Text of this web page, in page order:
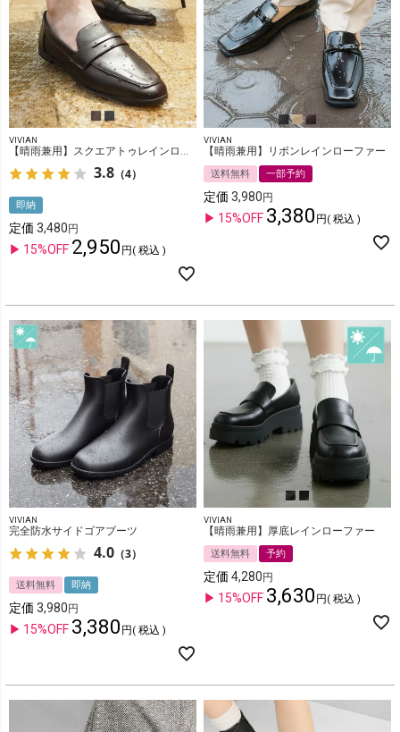
VIVIAN
3.8 （4）
即納
定価 3,480
15%OFF 2,950 税込
VIVIAN
【晴雨兼用】リボンレインローファー
送料無料 一部予約
定価 3,980
15%OFF 3,380 税込
VIVIAN
完全防水サイドゴアブーツ
4.0 （3）
送料無料 即納
定価 3,980
15%OFF 3,380 税込
VIVIAN
【晴雨兼用】厚底レインローファー
送料無料 予約
定価 4,280
15%OFF 3,630 税込